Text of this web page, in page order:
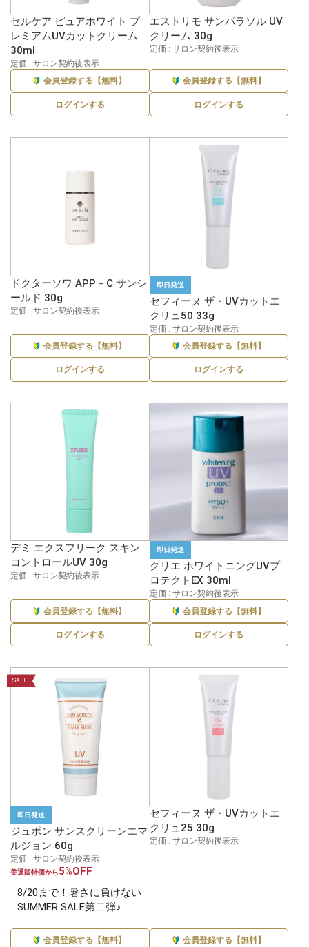
セルケア ピュアホワイト プ
レミアムUVカットクリーム
30ml
定価 : サロン契約後表示
会員登録する【無料】
ログインする
エストリモ サンパラソル UV
クリーム 30g
定価 : サロン契約後表示
会員登録する【無料】
ログインする
ドクターソワ APP－C サンシ
ールド 30g
定価 : サロン契約後表示
会員登録する【無料】
ログインする
即日発送
セフィーヌ ザ・UVカットエ
クリュ50 33g
定価 : サロン契約後表示
会員登録する【無料】
ログインする
デミ エクスフリーク スキン
コントロールUV 30g
定価 : サロン契約後表示
会員登録する【無料】
ログインする
即日発送
クリエ ホワイトニングUVプ
ロテクトEX 30ml
定価 : サロン契約後表示
会員登録する【無料】
ログインする
SALE
即日発送
ジュポン サンスクリーンエマ
ルジョン 60g
定価 : サロン契約後表示
美通販特価から5%OFF
8/20まで！暑さに負けない
SUMMER SALE第二弾♪
会員登録する【無料】
セフィーヌ ザ・UVカットエ
クリュ25 30g
定価 : サロン契約後表示
会員登録する【無料】